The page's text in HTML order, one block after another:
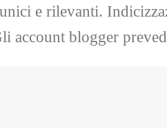
e rilevanti.
account blogger